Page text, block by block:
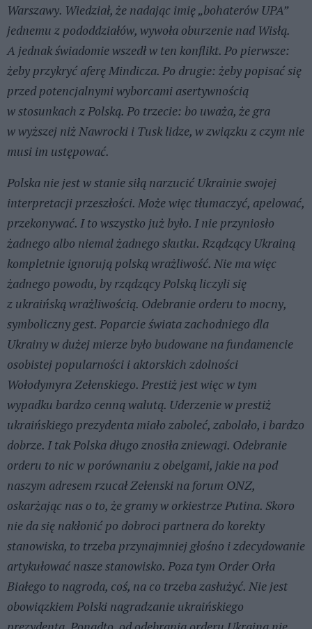
Warszawy. Wiedział, że nadając imię „bohaterów UPA”
jednemu z pododdziałów, wywoła oburzenie nad Wisłą.
A jednak świadomie wszedł w ten konflikt. Po pierwsze:
żeby przykryć aferę Mindicza. Po drugie: żeby popisać się
przed potencjalnymi wyborcami asertywnością
w stosunkach z Polską. Po trzecie: bo uważa, że gra
w wyższej niż Nawrocki i Tusk lidze, w związku z czym nie
musi im ustępować.
Polska nie jest w stanie siłą narzucić Ukrainie swojej
interpretacji przeszłości. Może więc tłumaczyć, apelować,
przekonywać. I to wszystko już było. I nie przyniosło
żadnego albo niemal żadnego skutku. Rządzący Ukrainą
kompletnie ignorują polską wrażliwość. Nie ma więc
żadnego powodu, by rządzący Polską liczyli się
z ukraińską wrażliwością. Odebranie orderu to mocny,
symboliczny gest. Poparcie świata zachodniego dla
Ukrainy w dużej mierze było budowane na fundamencie
osobistej popularności i aktorskich zdolności
Wołodymyra Zełenskiego. Prestiż jest więc w tym
wypadku bardzo cenną walutą. Uderzenie w prestiż
ukraińskiego prezydenta miało zaboleć, zabolało, i bardzo
dobrze. I tak Polska długo znosiła zniewagi. Odebranie
orderu to nic w porównaniu z obelgami, jakie na pod
naszym adresem rzucał Zełenski na forum ONZ,
oskarżając nas o to, że gramy w orkiestrze Putina. Skoro
nie da się nakłonić po dobroci partnera do korekty
stanowiska, to trzeba przynajmniej głośno i zdecydowanie
artykułować nasze stanowisko. Poza tym Order Orła
Białego to nagroda, coś, na co trzeba zasłużyć. Nie jest
obowiązkiem Polski nagradzanie ukraińskiego